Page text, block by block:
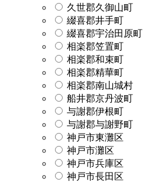
久世郡久御山町
綴喜郡井手町
綴喜郡宇治田原町
相楽郡笠置町
相楽郡和束町
相楽郡精華町
相楽郡南山城村
船井郡京丹波町
与謝郡伊根町
与謝郡与謝野町
神戸市東灘区
神戸市灘区
神戸市兵庫区
神戸市長田区